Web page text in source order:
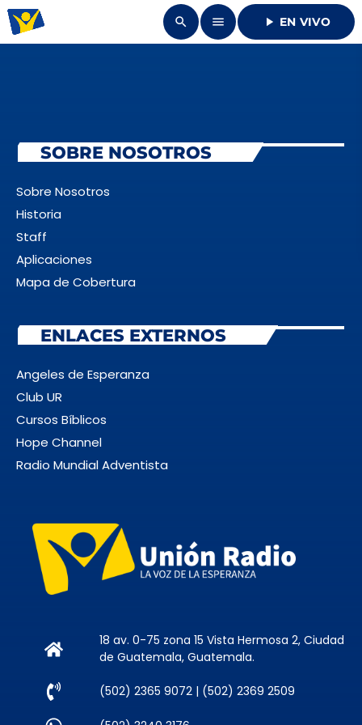
search menu play_arrow EN VIVO
close
play_arrow
play_arrow
QUIENES SOMOS
HISTORIA
RADIO
TV
EVENTOS
ANGELES DE ESPERANZA
CLUB DE AMIGOS
Archives
SOBRE NOSOTROS
Sobre Nosotros
Historia
Staff
Aplicaciones
Mapa de Cobertura
ENLACES EXTERNOS
Angeles de Esperanza
Club UR
Cursos Bíblicos
Hope Channel
Radio Mundial Adventista
18 av. 0-75 zona 15 Vista Hermosa 2, Ciudad
de Guatemala, Guatemala.
(502) 2365 9072 | (502) 2369 2509